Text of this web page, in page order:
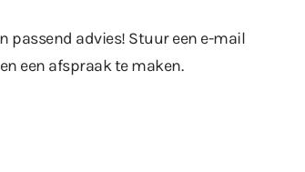
passend advies! Stuur een e-mail
een afspraak te maken.